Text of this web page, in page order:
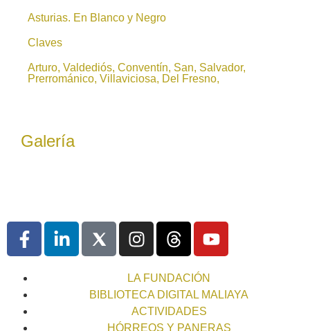
Asturias. En Blanco y Negro
Claves
Arturo, Valdediós, Conventín, San, Salvador,
Prerrománico, Villaviciosa, Del Fresno,
Galería
LA FUNDACIÓN
BIBLIOTECA DIGITAL MALIAYA
ACTIVIDADES
HÓRREOS Y PANERAS